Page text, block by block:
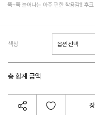
쭉~쭉 늘어나는 아주 편한 착용감!! 후
색상
총 합계 금액